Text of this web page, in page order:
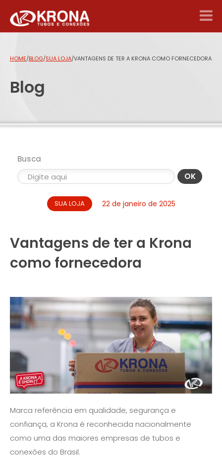
HOME/BLOG/SUA LOJA/VANTAGENS DE TER A KRONA COMO FORNECEDORA
Blog
Busca
OK
SUA LOJA 22 de janeiro de 2025
Vantagens de ter a Krona
como fornecedora
Marca referência em qualidade, segurança e
confiança, a Krona é reconhecida nacionalmente
como uma das maiores empresas de tubos e
conexões do Brasil.